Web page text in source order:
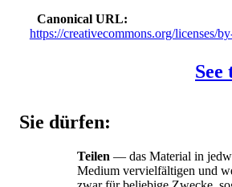
Canonical URL
https://creativecommons.org/licenses/
See
Sie dürfen:
Teilen — das Material in
Medium vervielfältigen und